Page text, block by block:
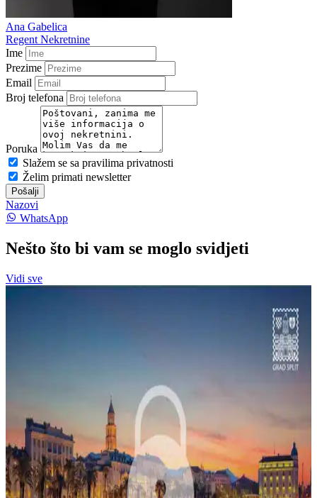
Ana Gabelica
Regent Nekretnine
Ime
Prezime
Email
Broj telefona
Poruka
Slažem se sa pravilima privatnosti
Želim primati newsletter
Pošalji
Nazovi
WhatsApp
Nešto što bi vam se moglo svidjeti
Vidi sve